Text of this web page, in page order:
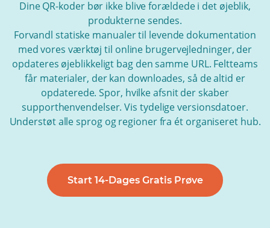
Dine QR-koder bør ikke blive forældede i det øjeblik,
produkterne sendes.
Forvandl statiske manualer til levende dokumentation
med vores værktøj til online brugervejledninger, der
opdateres øjeblikkeligt bag den samme URL. Feltteams
får materialer, der kan downloades, så de altid er
opdaterede. Spor, hvilke afsnit der skaber
supporthenvendelser. Vis tydelige versionsdatoer.
Understøt alle sprog og regioner fra ét organiseret hub.
Start 14-Dages Gratis Prøve